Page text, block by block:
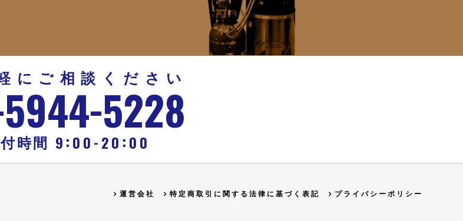
にご相談ください
5944-5228
時間 9:00-20 :00
運営会社 特定商取引に関する法律に基づく表記 プライバシーポリシー